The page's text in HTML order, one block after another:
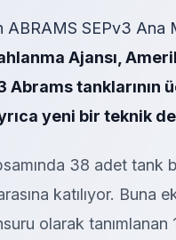
ABRAMS SEPv3 Ana
Ajansı,
Abrams tanklarının
yeni bir teknik
38 adet tank
katılıyor. Buna
olarak